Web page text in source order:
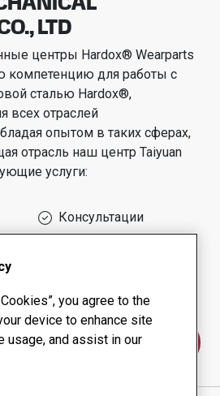
LTD
центры Hardox® Wearparts
компетенцию для работы с
сталью Hardox®,
всех отраслей
опытом в таких сферах,
отрасль наш центр Taiyuan
услуги:
Консультации
с нами
you agree to the
device to enhance site
usage, and assist in our